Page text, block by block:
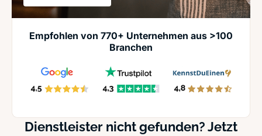
Empfohlen von 770+ Unternehmen aus >100
Branchen
Dienstleister nicht gefunden? Jetzt